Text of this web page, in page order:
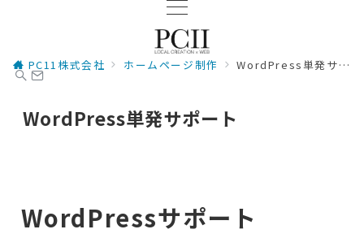
PC11株式会社 ホームページ制作 WordPress単発サポート
WordPress単発サポート
WordPressサポート